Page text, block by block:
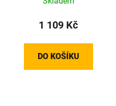
reflex
1 109 Kč
DO KOŠÍKU